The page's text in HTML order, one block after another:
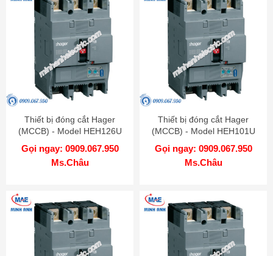
Thiết bị đóng cắt Hager
(MCCB) - Model HEH126U
Gọi ngay: 0909.067.950
Ms.Châu
Thiết bị đóng cắt Hager
(MCCB) - Model HEH101U
Gọi ngay: 0909.067.950
Ms.Châu